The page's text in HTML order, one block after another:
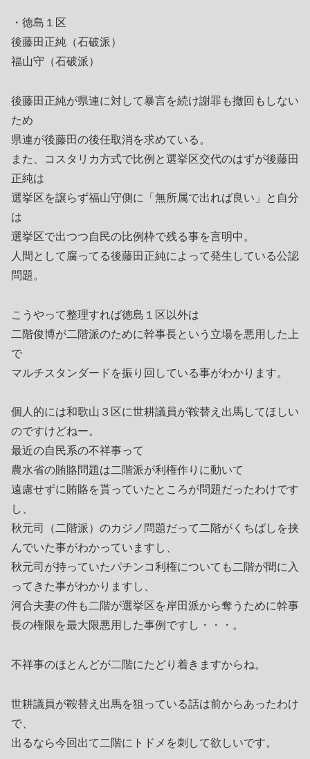
・徳島１区
後藤田正純（石破派）
福山守（石破派）
後藤田正純が県連に対して暴言を続け謝罪も撤回もしない
ため
県連が後藤田の後任取消を求めている。
また、コスタリカ方式で比例と選挙区交代のはずが後藤田
正純は
選挙区を譲らず福山守側に「無所属で出れば良い」と自分
は
選挙区で出つつ自民の比例枠で残る事を言明中。
人間として腐ってる後藤田正純によって発生している公認
問題。
こうやって整理すれば徳島１区以外は
二階俊博が二階派のために幹事長という立場を悪用した上
で
マルチスタンダードを振り回している事がわかります。
個人的には和歌山３区に世耕議員が鞍替え出馬してほしい
のですけどねー。
最近の自民系の不祥事って
農水省の賄賂問題は二階派が利権作りに動いて
遠慮せずに賄賂を貰っていたところが問題だったわけです
し、
秋元司（二階派）のカジノ問題だって二階がくちばしを挟
んでいた事がわかっていますし、
秋元司が持っていたパチンコ利権についても二階が間に入
ってきた事がわかりますし、
河合夫妻の件も二階が選挙区を岸田派から奪うために幹事
長の権限を最大限悪用した事例ですし・・・。
不祥事のほとんどが二階にたどり着きますからね。
世耕議員が鞍替え出馬を狙っている話は前からあったわけ
で、
出るなら今回出て二階にトドメを刺して欲しいです。